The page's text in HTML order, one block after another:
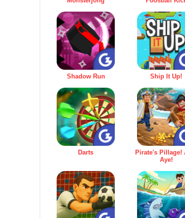
Shadow Run Ship It Up!
Darts
Pirate's Pillage!
Aye!